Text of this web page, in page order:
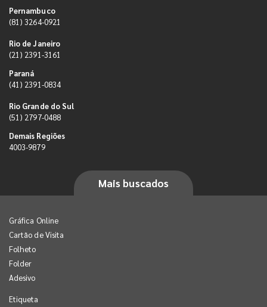
Pernambuco
(81) 3264-0921
Rio de Janeiro
(21) 2391-3161
Paraná
(41) 2391-0834
Rio Grande do Sul
(51) 2797-0488
Demais Regiões
4003-9879
Mais buscados
Gráfica Online
Cartão de Visita
Folheto
Folder
Adesivo
Etiqueta